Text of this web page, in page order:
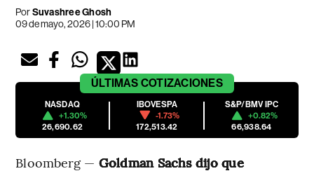
PorSuvashree Ghosh
09 de mayo, 2026 | 10:00 PM
ÚLTIMAS COTIZACIONES
NASDAQ
+1.30%
26,690.62
IBOVESPA
-1.73%
172,513.42
S&P/BMV IPC
+0.82%
66,938.64
Bloomberg — Goldman Sachs dijo que